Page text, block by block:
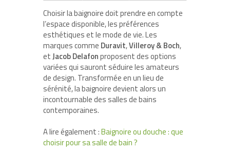
Choisir la baignoire doit prendre en compte
l’espace disponible, les préférences
esthétiques et le mode de vie. Les
marques comme Duravit,Villeroy & Boch,
etJacob Delafonproposent des options
variées qui sauront séduire les amateurs
de design. Transformée en un lieu de
sérénité, la baignoire devient alors un
incontournable des salles de bains
contemporaines.
A lire également :Baignoire ou douche : que
choisir pour sa salle de bain ?